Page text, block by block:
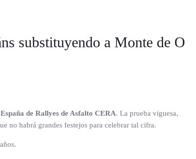
substituyendo a Monte de O
de Rallyes de Asfalto CERA. La prueba viguesa,
no habrá grandes festejos para celebrar tal cifra.